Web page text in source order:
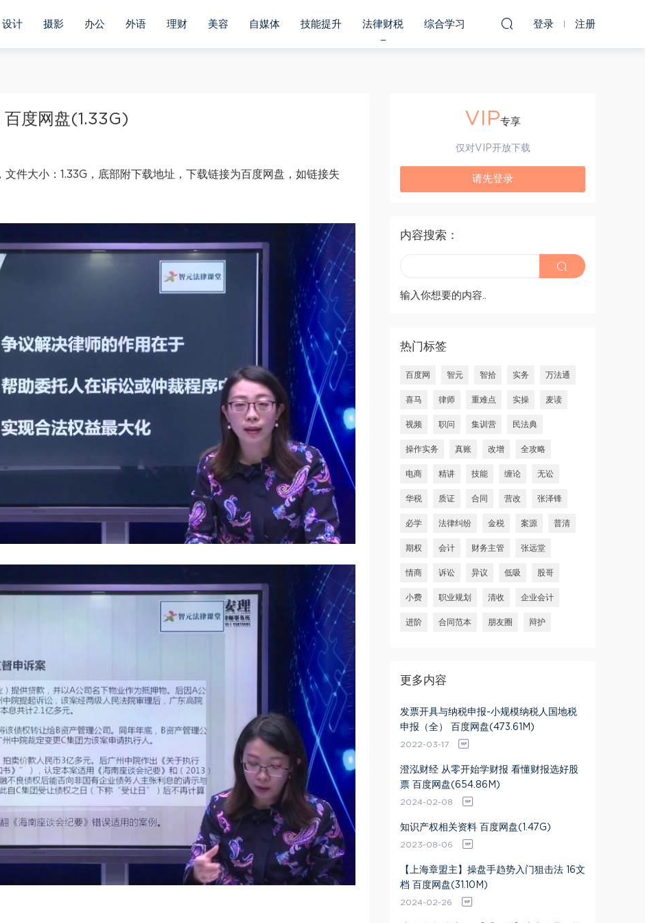
设计 摄影 办公 外语 理财 美容 自媒体 技能提升 法律财税 综合学习 登录 注册
百度网盘(1.33G)
件大小：1.33G，底部附下载地址，下载链接为百度网盘，如链接失
VIP专享
仅对VIP开放下载
请先登录
内容搜索：
输入你想要的内容..
热门标签
百度网 智元 智拾 实务 万法通
喜马 律师 重难点 实操 麦读
视频 职问 集训营 民法典
操作实务 真账 改增 全攻略
电商 精讲 技能 缠论 无讼
华税 质证 合同 营改 张泽锋
必学 法律纠纷 金税 案源 普清
期权 会计 财务主管 张远堂
情商 诉讼 异议 低吸 股哥
小费 职业规划 清收 企业会计
进阶 合同范本 朋友圈 辩护
更多内容
发票开具与纳税申报-小规模纳税人国地税
申报（全） 百度网盘(473.61M)
2022-03-17
澄泓财经 从零开始学财报 看懂财报选好股
票 百度网盘(654.86M)
2024-02-08
知识产权相关资料 百度网盘(1.47G)
2023-08-06
【上海章盟主】操盘手趋势入门狙击法 16文
档 百度网盘(31.10M)
2024-02-26